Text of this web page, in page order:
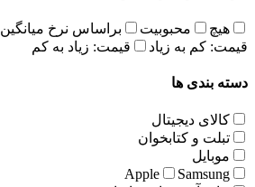
هیچ محبوبیت براساس نرخ میانگین
قیمت: کم به زیاد
قیمت: زیاد به کم
دسته بندی ها
کالای دیجیتال
تبلت و کتابخوان
موبایل
Apple
Samsung